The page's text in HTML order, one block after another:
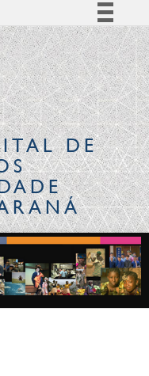
Simplifique!
Comunica BR
Participe
à informação
Legislação
CanaisDE